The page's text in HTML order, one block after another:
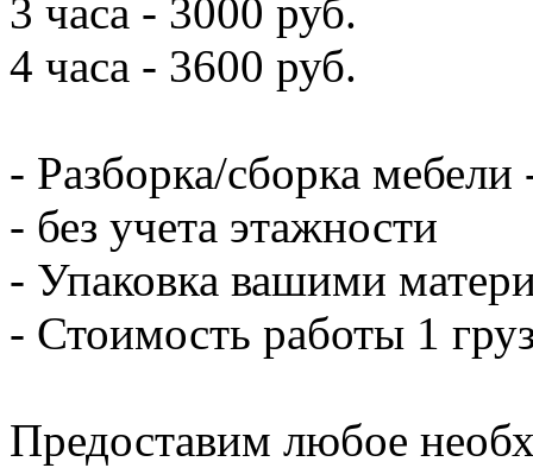
3 часа - 3000 руб.
4 часа - 3600 руб.
- Разборка/сборка мебели
- без учета этажности
- Упаковка вашими
- Стоимость работы 1
Предоставим любое